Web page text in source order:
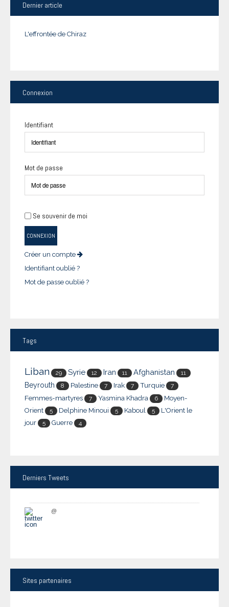
Dernier article
L'effrontée de Chiraz
Connexion
Identifiant
Mot de passe
Se souvenir de moi
CONNEXION
Créer un compte
Identifiant oublié ?
Mot de passe oublié ?
Tags
Liban 29 Syrie 12 Iran 11 Afghanistan 11
Beyrouth 8 Palestine 7 Irak 7 Turquie 7
Femmes-martyres 7 Yasmina Khadra 6
Moyen-
Orient
5 Delphine Minoui 5 Kaboul 5
L'Orient le
jour
5 Guerre 4
Derniers Tweets
@
Sites partenaires